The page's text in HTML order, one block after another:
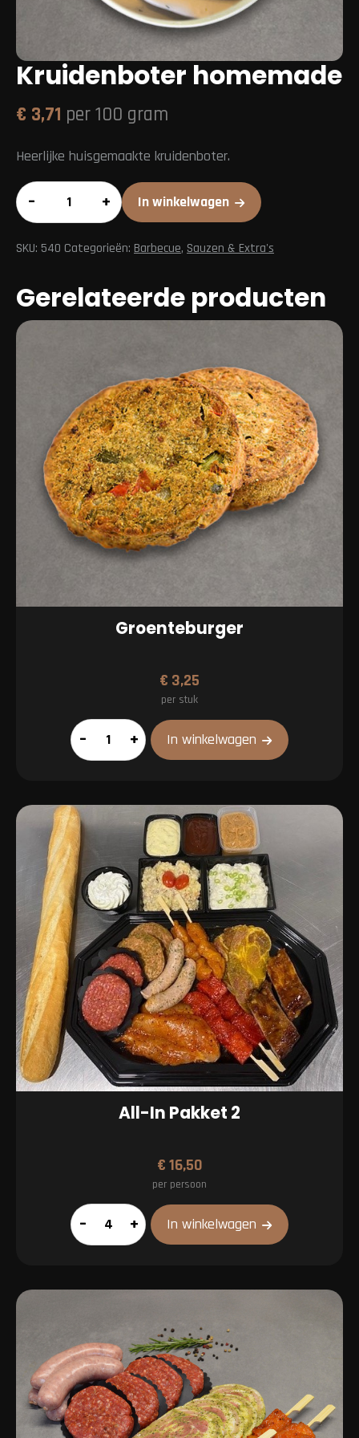
Kruidenboter homemade
€ 3,71 per 100 gram
Heerlijke huisgemaakte kruidenboter.
Kruidenboter
homemade
aantal
– + In winkelwagen
SKU: 540 Categorieën: Barbecue, Sauzen & Extra's
Gerelateerde producten
Groenteburger
€ 3,25
per stuk
Groenteburger
aantal
– + In winkelwagen
All-In Pakket 2
€16,50
per persoon
All-
In
2
– + In winkelwagen